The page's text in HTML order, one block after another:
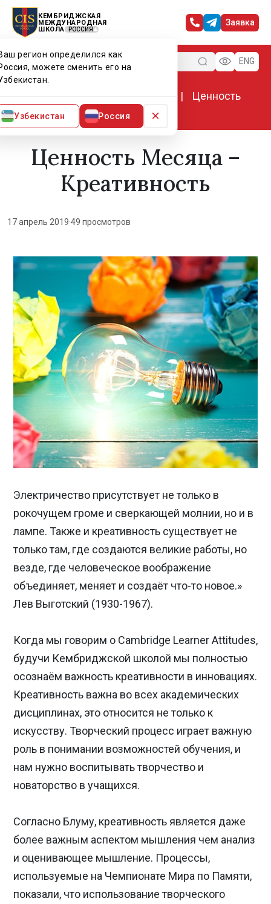
КЕМБРИДЖСКАЯ
МЕЖДУНАРОДНАЯ
ШКОЛА
РОССИЯ
регион определился как
можете сменить его на
Узбекистан Россия ×
Заявка
Меню ENG
Ценность
Месяца – Креативность
Ценность Месяца –
Креативность
17 апрель 2019·49 просмотров
Электричество присутствует не только в
рокочущем громе и сверкающей молнии, но и в
лампе. Также и креативность существует не
только там, где создаются великие работы, но
везде, где человеческое воображение
объединяет, меняет и создаёт что-то новое.»
Лев Выготский (1930-1967).
Когда мы говорим о Cambridge Learner Attitudes,
будучи Кембриджской школой мы полностью
осознаём важность креативности в инновациях.
Креативность важна во всех академических
дисциплинах, это относится не только к
искусству. Творческий процесс играет важную
роль в понимании возможностей обучения, и
нам нужно воспитывать творчество и
новаторство в учащихся.
Согласно Блуму, креативность является даже
более важным аспектом мышления чем анализ
и оценивающее мышление. Процессы,
используемые на Чемпионате Мира по Памяти,
показали, что использование творческого